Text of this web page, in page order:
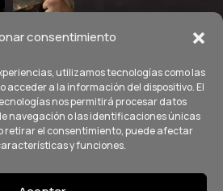
consentimiento
utilizamos tecnologías como las
acceder a la información del dispositivo. El
nos permitirá procesar datos
navegación o las identificaciones únicas
retirar el consentimiento, puede afectar
y funciones.